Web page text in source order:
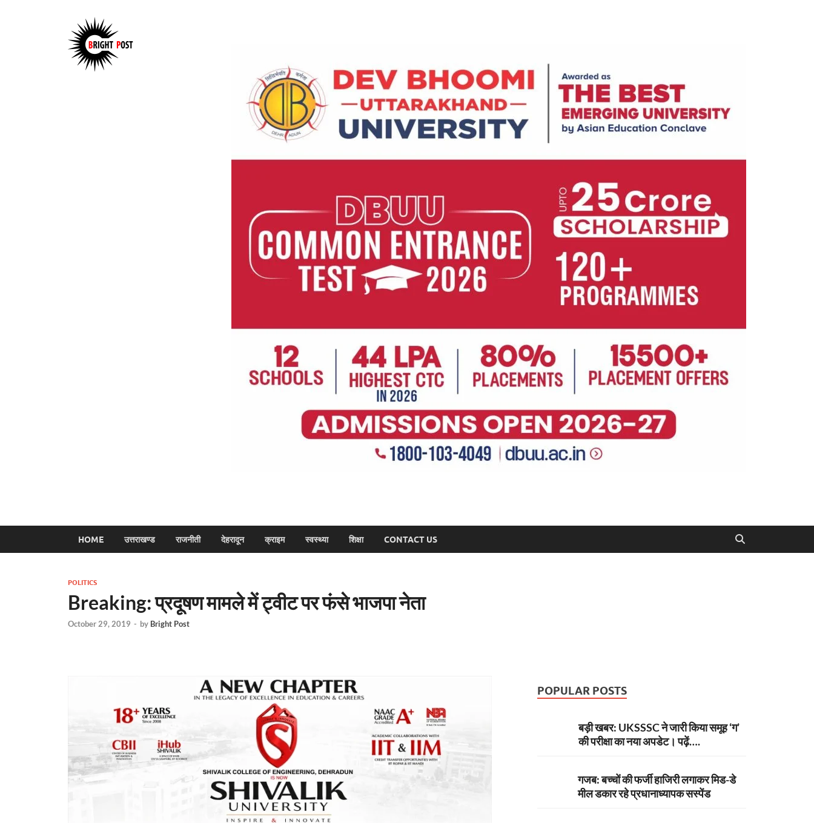
HOME उत्तराखण्ड राजनीती देहरादून क्राइम स्वस्थ्या शिक्षा CONTACT US
POLITICS
Breaking: प्रदूषण मामले में ट्वीट पर फंसे भाजपा नेता
October 29, 2019 - by Bright Post
POPULAR POSTS
बड़ी खबर: UKSSSC ने जारी किया समूह ‘ग’
की परीक्षा का नया अपडेट। पढ़ें….
गजब: बच्चों की फर्जी हाजिरी लगाकर मिड-डे
मील डकार रहे प्रधानाध्यापक सस्पेंड